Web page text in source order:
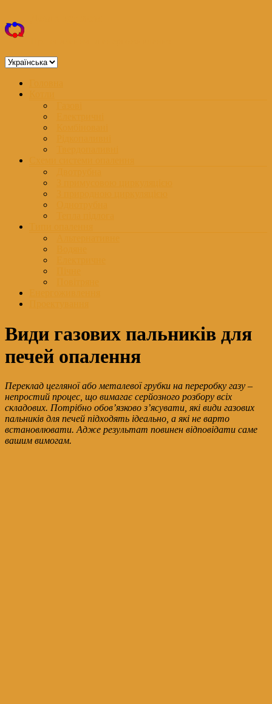
до
вмісту
Вибрати
Меню
Види газових пальників для
печей опалення
Переклад цегляної або металевої грубки на переробку газу –
непростий процес, що вимагає серйозного розбору всіх
складових. Потрібно обов’язково з’ясувати, які види газових
пальників для печей підходять ідеально, а які не варто
встановлювати. Адже результат повинен відповідати саме
вашим вимогам.